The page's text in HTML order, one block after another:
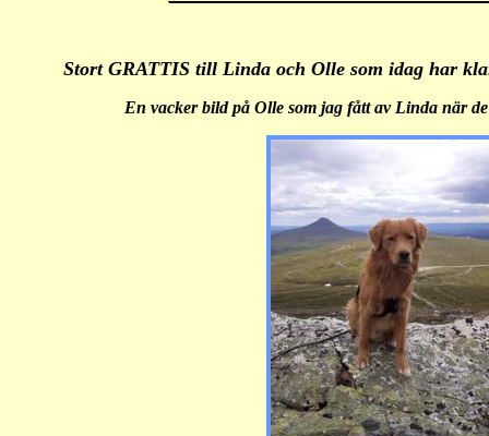
Stort GRATTIS till Linda och Olle som idag har
En vacker bild på Olle som jag fått av Linda när